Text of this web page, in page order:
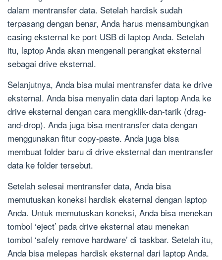
dalam mentransfer data. Setelah hardisk sudah
terpasang dengan benar, Anda harus mensambungkan
casing eksternal ke port USB di laptop Anda. Setelah
itu, laptop Anda akan mengenali perangkat eksternal
sebagai drive eksternal.
Selanjutnya, Anda bisa mulai mentransfer data ke drive
eksternal. Anda bisa menyalin data dari laptop Anda ke
drive eksternal dengan cara mengklik-dan-tarik (drag-
and-drop). Anda juga bisa mentransfer data dengan
menggunakan fitur copy-paste. Anda juga bisa
membuat folder baru di drive eksternal dan mentransfer
data ke folder tersebut.
Setelah selesai mentransfer data, Anda bisa
memutuskan koneksi hardisk eksternal dengan laptop
Anda. Untuk memutuskan koneksi, Anda bisa menekan
tombol ‘eject’ pada drive eksternal atau menekan
tombol ‘safely remove hardware’ di taskbar. Setelah itu,
Anda bisa melepas hardisk eksternal dari laptop Anda.